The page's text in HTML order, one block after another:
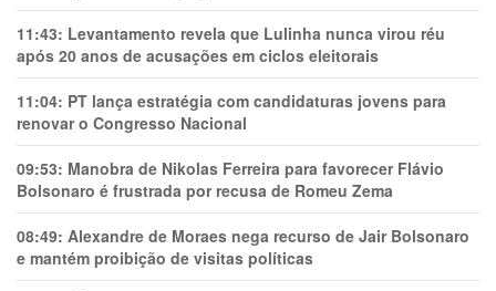
11:43: Levantamento revela que Lulinha nunca virou réu
após 20 anos de acusações em ciclos eleitorais
11:04: PT lança estratégia com candidaturas jovens para
renovar o Congresso Nacional
09:53: Manobra de Nikolas Ferreira para favorecer Flávio
Bolsonaro é frustrada por recusa de Romeu Zema
08:49: Alexandre de Moraes nega recurso de Jair Bolsonaro
e mantém proibição de visitas políticas